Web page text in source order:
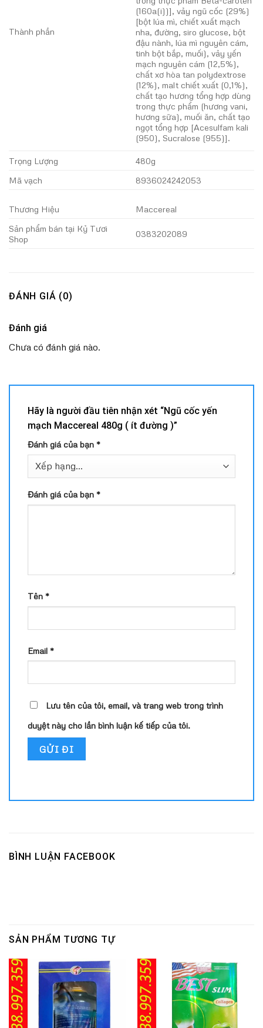
Thành phần
(160a(i))], vảy ngũ cốc (29%)
[bột lúa mì, chiết xuất mạch
nha, đường, siro glucose, bột
đậu nành, lúa mì nguyên cám,
tinh bột bắp, muối), vảy yến
mạch nguyên cám (12,5%),
chất xơ hòa tan polydextrose
(12%), malt chiết xuất (0,1%),
chất tạo hương tổng hợp dùng
trong thực phẩm (hương vani,
hương sữa), muối ăn, chất tạo
ngọt tổng hợp [Acesulfam kali
(950), Sucralose (955)].
Trọng Lượng
480g
Mã vạch
8936024242053
Thương Hiệu
Maccereal
Sản phẩm bán tại Kỷ Tươi
Shop
0383202089
ĐÁNH GIÁ (0)
Đánh giá
Chưa có đánh giá nào.
Hãy là người đầu tiên nhận xét “Ngũ cốc yến
mạch Maccereal 480g ( ít đường )”
Đánh giá của bạn *
Đánh giá của bạn *
Tên *
Email *
Lưu tên của tôi, email, và trang web trong trình
duyệt này cho lần bình luận kế tiếp của tôi.
BÌNH LUẬN FACEBOOK
SẢN PHẨM TƯƠNG TỰ